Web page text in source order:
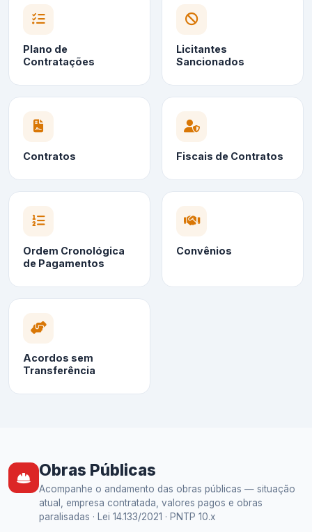
Plano de
Contratações
Licitantes
Sancionados
Contratos Fiscais de Contratos
Ordem Cronológica
de Pagamentos
Convênios
Acordos sem
Transferência
Obras Públicas
Acompanhe o andamento das obras públicas — situação
atual, empresa contratada, valores pagos e obras
paralisadas · Lei 14.133/2021 · PNTP 10.x